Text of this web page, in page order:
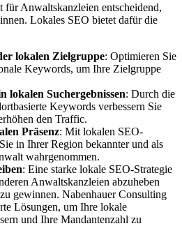
für Anwaltskanzleien entscheidend,
Lokales SEO bietet dafür die
lokalen Zielgruppe: Optimieren Sie
Keywords, um Ihre Zielgruppe
lokalen Suchergebnissen: Durch die
Keywords verbessern Sie
den Traffic.
Präsenz: Mit lokalen SEO-
in Ihrer Region bekannter und als
wahrgenommen.
: Eine starke lokale SEO-Strategie
Anwaltskanzleien abzuheben
gewinnen. Nabenhauer Consulting
Lösungen, um Ihre lokale
und Ihre Mandantenzahl zu